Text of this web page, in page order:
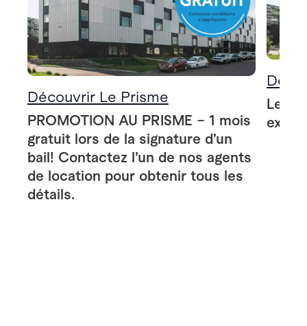
Découvrir Le Prisme
PROMOTION AU PRISME – 1 mois
gratuit lors de la signature d’un
bail! Contactez l’un de nos agents
de location pour obtenir tous les
détails.
Le